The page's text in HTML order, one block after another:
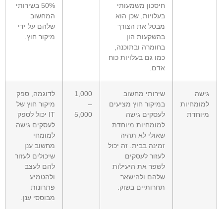
חיסכון משמעותי
בעלויות, שכן הוא
מבטל את הצורך
בהשקעות הון
בחומרה ובתוכנה,
כמו גם בעלויות כוח
אדם.
50% בשירותי
המחשוב
שלהם על ידי
מיקור חוץ.
גישה
למומחיות
מיוחדת
שירותי מחשוב
במיקור חוץ מציעים
לעסקים גישה
למומחיות מיוחדת
שאולי לא תהיה
זמינה בבית. זה יכול
לעזור לעסקים
לשפר את היעילות
שלהם ולהישאר
תחרותיים בשוק.
1,000
–
5,000
לדוגמה, ספק
מיקור חוץ של
IT יכול לספק
לעסקים גישה
למומחי
מחשוב ענן
שיכולים לעזור
להם לעצב
ולהטמיע
פתרונות
מבוססי ענן.